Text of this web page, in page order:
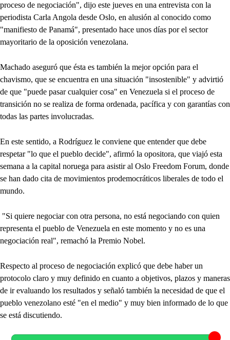
proceso de negociación", dijo este jueves en una entrevista con la
periodista Carla Angola desde Oslo, en alusión al conocido como
"manifiesto de Panamá", presentado hace unos días por el sector
mayoritario de la oposición venezolana.
Machado aseguró que ésta es también la mejor opción para el
chavismo, que se encuentra en una situación "insostenible" y advirtió
de que "puede pasar cualquier cosa" en Venezuela si el proceso de
transición no se realiza de forma ordenada, pacífica y con garantías con
todas las partes involucradas.
En este sentido, a Rodríguez le conviene que entender que debe
respetar "lo que el pueblo decide", afirmó la opositora, que viajó esta
semana a la capital noruega para asistir al Oslo Freedom Forum, donde
se han dado cita de movimientos prodemocráticos liberales de todo el
mundo.
"Si quiere negociar con otra persona, no está negociando con quien
representa el pueblo de Venezuela en este momento y no es una
negociación real", remachó la Premio Nobel.
Respecto al proceso de negociación explicó que debe haber un
protocolo claro y muy definido en cuanto a objetivos, plazos y maneras
de ir evaluando los resultados y señaló también la necesidad de que el
pueblo venezolano esté "en el medio" y muy bien informado de lo que
se está discutiendo.